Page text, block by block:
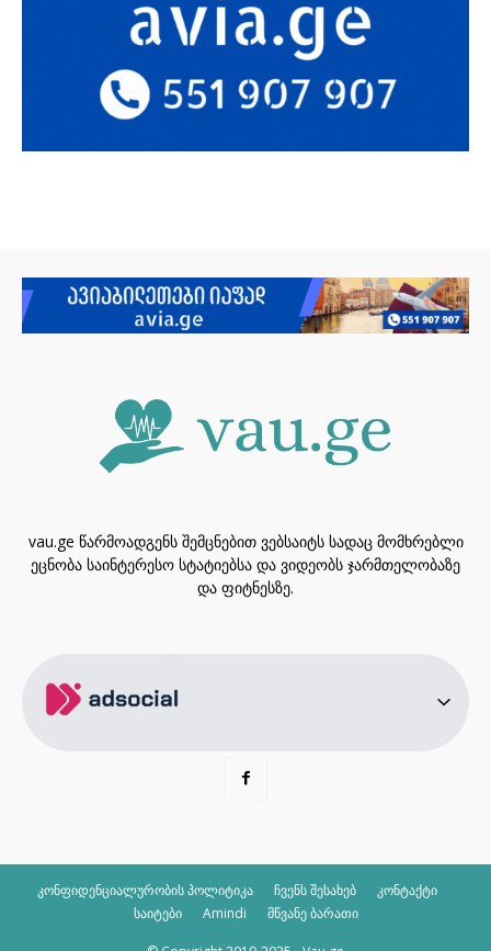
vau.ge წარმოადგენს შემცნებით ვებსაიტს სადაც მომხრებლი
ეცნობა საინტერესო სტატიებსა და ვიდეობს ჯარმთელობაზე
და ფიტნესზე.
კონფიდენციალურობის პოლიტიკა ჩვენს შესახებ
კონტაქტი
საიტები
Amindi მწვანე ბარათი